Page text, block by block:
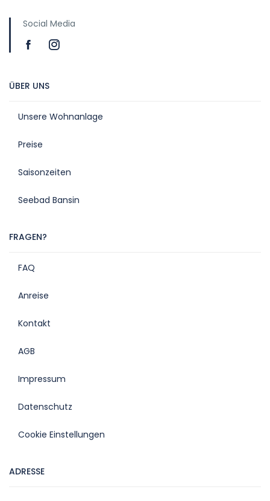
Social Media
ÜBER UNS
Unsere Wohnanlage
Preise
Saisonzeiten
Seebad Bansin
FRAGEN?
FAQ
Anreise
Kontakt
AGB
Impressum
Datenschutz
Cookie Einstellungen
ADRESSE